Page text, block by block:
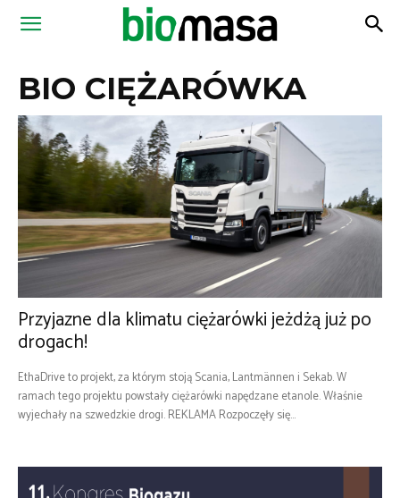
Magazyn
BIO CIĘŻARÓWKA
Przyjazne dla klimatu ciężarówki jeżdżą już po
drogach!
EthaDrive to projekt, za którym stoją Scania, Lantmännen i Sekab. W
ramach tego projektu powstały ciężarówki napędzane etanole. Właśnie
wyjechały na szwedzkie drogi. REKLAMA Rozpoczęły się...